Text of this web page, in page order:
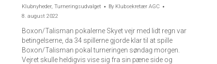
Klubnyheder, Turneringsudvalget By Klubsekretær AGC
8. august 2022
Boxon/Talisman pokalerne Skyet vejr med lidt regn var
betingelserne, da 34 spillerne gjorde klar til at spille
Boxon/Talisman pokal turneringen søndag morgen.
Vejret skulle heldigvis vise sig fra sin pæne side og